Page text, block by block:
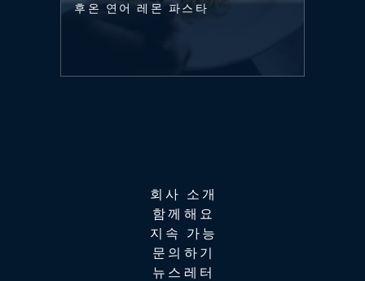
후온 연어 레몬 파스타
회사 소개
함께해요
지속 가능
문의하기
뉴스레터